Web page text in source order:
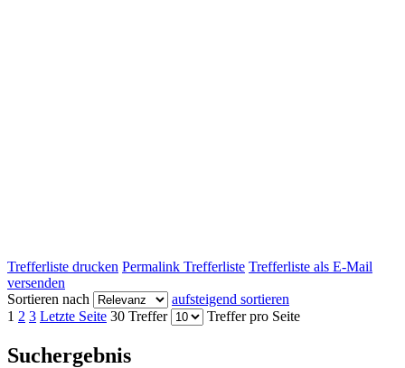
Trefferliste drucken Permalink Trefferliste Trefferliste als E-Mail
versenden
Sortieren nach
aufsteigend sortieren
1 2 3 Letzte Seite 30 Treffer Treffer pro Seite
Suchergebnis